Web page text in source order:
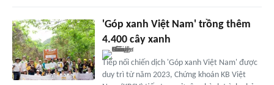
'Góp xanh Việt Nam' trồng thêm
4.400 cây xanh
Tiếp nối chiến dịch 'Góp xanh Việt Nam' được
duy trì từ năm 2023, Chứng khoán KB Việt